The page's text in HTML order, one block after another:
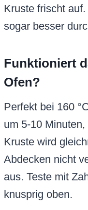
Kruste frischt
sogar besser
Funktioniert
Ofen?
Perfekt bei 160
um 5-10
Kruste wird
Abdecken nicht
aus. Teste mit
knusprig oben.